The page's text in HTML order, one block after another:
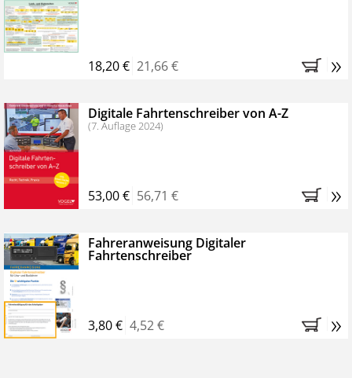
Bestellen Sie jetzt das VerkehrsRundschau Profipaket im
Kennenlern-Abo für zwei Monate (inkl. der derzeitig
Monaten brauchen Sie nichts weiter tun, das
Abonnement endet automatisch, es entstehen keine
weiteren Verpflichtungen.
18,20 € 21,66 € »
Digitale Fahrtenschreiber von A-Z
(7. Auflage 2024)
53,00 € 56,71 € »
Fahreranweisung Digitaler
Fahrtenschreiber
3,80 € 4,52 € »